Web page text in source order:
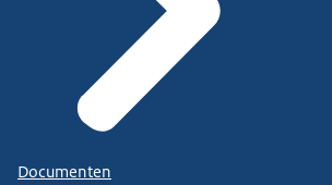
Documenten